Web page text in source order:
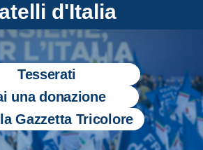
d'Italia
Tesserati
una donazione
Gazzetta Tricolore